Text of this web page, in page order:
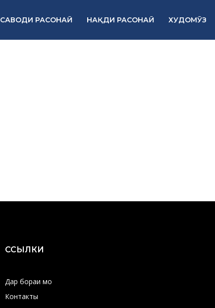
САВОДИ РАСОНАӢ НАҚДИ РАСОНАӢ ХУДОМӮЗ
ССЫЛКИ
Дар бораи мо
Контакты